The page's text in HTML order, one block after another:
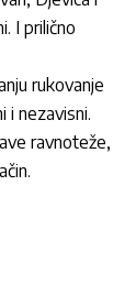
I prilično
rukovanje
i nezavisni.
ravnoteže,